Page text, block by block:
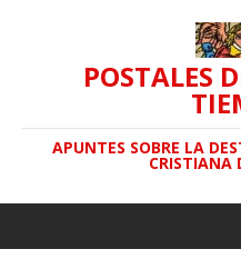
POSTALES
APUNTES SOBRE LA
CRISTIANA